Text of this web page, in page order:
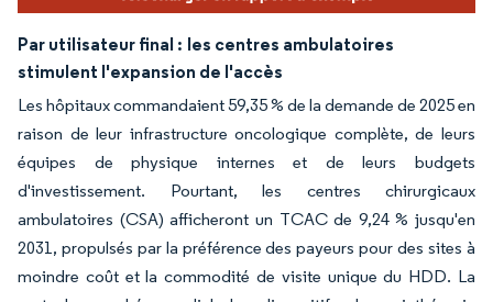
Par utilisateur final : les centres ambulatoires
stimulent l'expansion de l'accès
Les hôpitaux commandaient 59,35 % de la demande de 2025 en
raison de leur infrastructure oncologique complète, de leurs
équipes de physique internes et de leurs budgets
d'investissement. Pourtant, les centres chirurgicaux
ambulatoires (CSA) afficheront un TCAC de 9,24 % jusqu'en
2031, propulsés par la préférence des payeurs pour des sites à
moindre coût et la commodité de visite unique du HDD. La